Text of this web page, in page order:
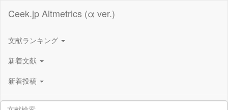
Ceek.jp Altmetrics (α ver.)
文献ランキング
新着文献
新着投稿